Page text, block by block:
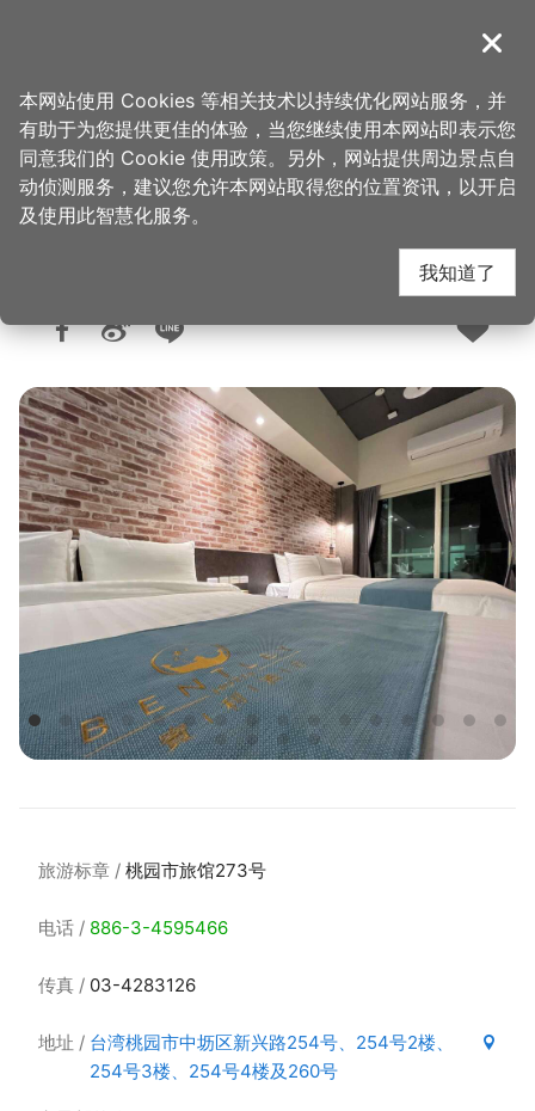
導覽
首页 > 想去的地方 > 住宿 > 旅馆与民宿
宾利酒店
人气：3943
旅游标章 桃园市旅馆273号
电话 886-3-4595466
传真 03-4283126
地址
台湾桃园市中坜区新兴路254号、254号2楼、
254号3楼、254号4楼及260号
关闭
本网站使用 Cookies 等相关技术以持续优化网站服务，并
有助于为您提供更佳的体验，当您继续使用本网站即表示您
同意我们的 Cookie 使用政策。另外，网站提供周边景点自
动侦测服务，建议您允许本网站取得您的位置资讯，以开启
及使用此智慧化服务。
我知道了